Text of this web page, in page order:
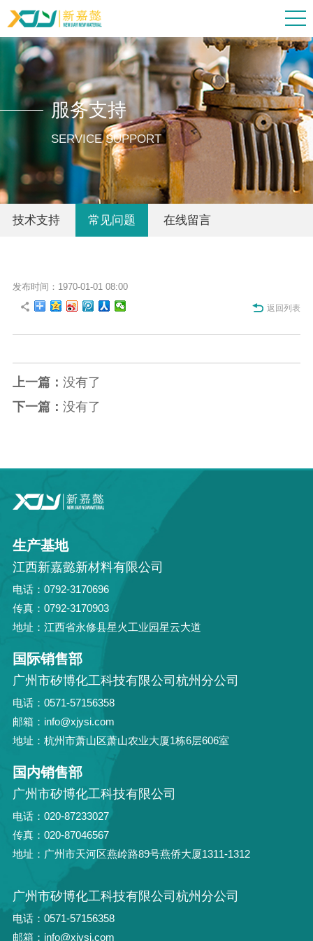
服务支持
SERVICE SUPPORT
技术支持 常见问题 在线留言
发布时间：1970-01-01 08:00
返回列表
上一篇： 没有了
下一篇： 没有了
生产基地
江西新嘉懿新材料有限公司
电话：0792-3170696
传真：0792-3170903
地址：江西省永修县星火工业园星云大道
国际销售部
广州市矽博化工科技有限公司杭州分公司
电话：0571-57156358
邮箱：info@xjysi.com
地址：杭州市萧山区萧山农业大厦1栋6层606室
国内销售部
广州市矽博化工科技有限公司
电话：020-87233027
传真：020-87046567
地址：广州市天河区燕岭路89号燕侨大厦1311-1312
广州市矽博化工科技有限公司杭州分公司
电话：0571-57156358
邮箱：info@xjysi.com